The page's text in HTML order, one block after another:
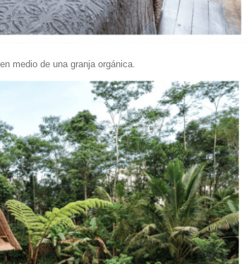
medio de una granja orgánica.